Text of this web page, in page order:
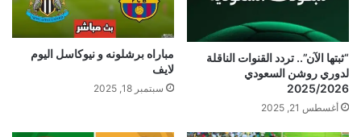
“ثبتها الآن”.. تردد القنوات الناقلة
لدوري روشن السعودي
2025/2026
أغسطس 21, 2025
مباراه برشلونه و نيوكاسل اليوم
لايف
سبتمبر 18, 2025